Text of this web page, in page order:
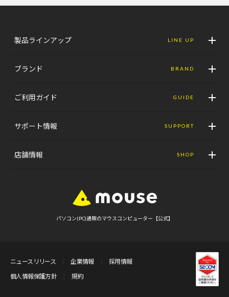
製品ラインアップ LINE UP
ブランド BRAND
ご利用ガイド GUIDE
サポート情報 SUPPORT
店舗情報 SHOP
パソコン(PC)通販のマウスコンピューター【公式】
ニュースリリース 企業情報
採用情報
個人情報保護方針
規約